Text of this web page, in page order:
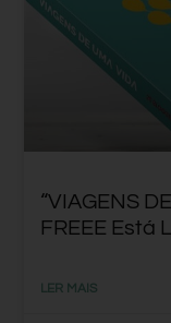
“VIAGENS
FREEE Está
LER MAIS